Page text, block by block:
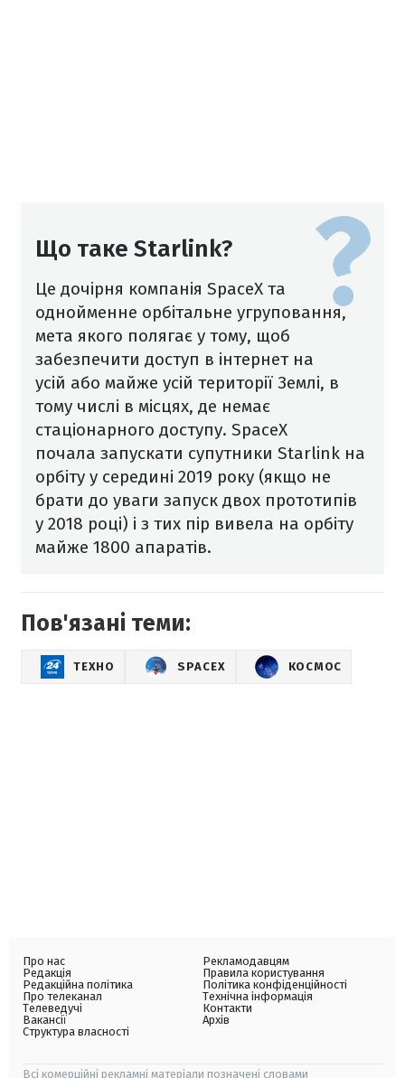
Що таке Starlink?
Це дочірня компанія SpaceX та
однойменне орбітальне угруповання,
мета якого полягає у тому, щоб
забезпечити доступ в інтернет на
усій або майже усій території Землі, в
тому числі в місцях, де немає
стаціонарного доступу. SpaceX
почала запускати супутники Starlink на
орбіту у середині 2019 року (якщо не
брати до уваги запуск двох прототипів
у 2018 році) і з тих пір вивела на орбіту
майже 1800 апаратів.
Пов'язані теми:
ТЕХНО SPACEX КОСМОС
Про нас
Редакція
Редакційна політика
Про телеканал
Телеведучі
Вакансії
Структура власності
Рекламодавцям
Правила користування
Політика конфіденційності
Технічна інформація
Контакти
Архів
Всі комерційні рекламні матеріали позначені словами